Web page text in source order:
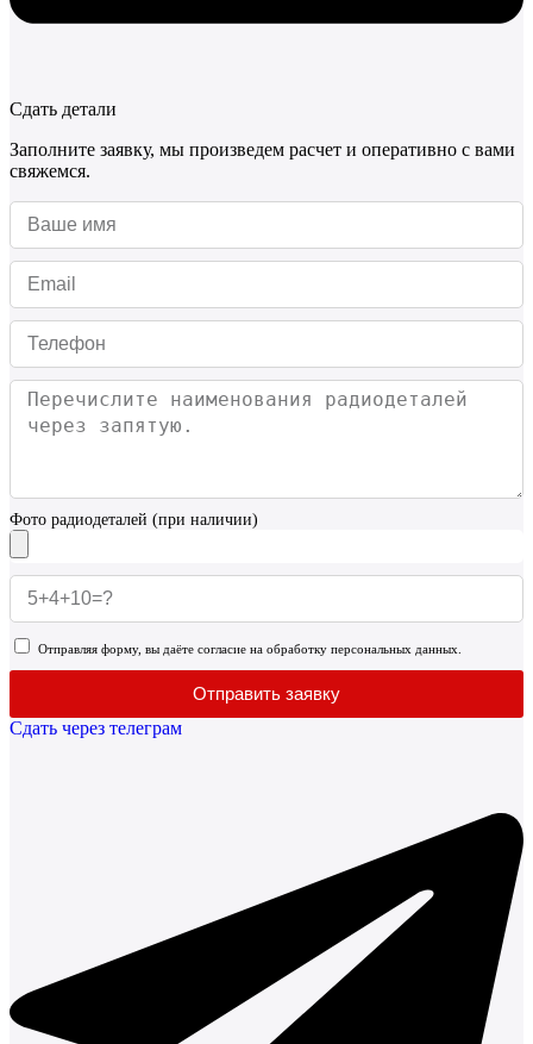
Сдать детали
Заполните заявку, мы произведем расчет и оперативно с вами
свяжемся.
Фото радиодеталей (при наличии)
Отправляя форму, вы даёте согласие на обработку персональных данных.
Отправить заявку
Сдать через телеграм